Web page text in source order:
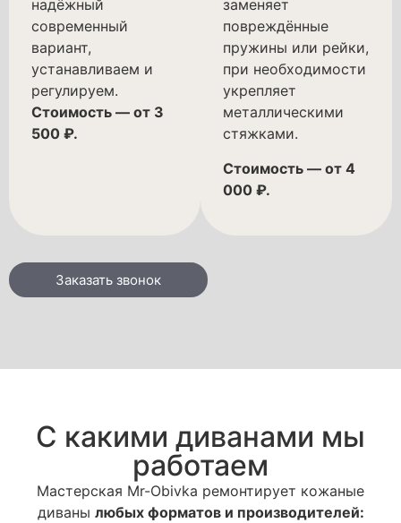
надёжный
современный
вариант,
устанавливаем и
регулируем.
Стоимость — от 3
500 ₽.
заменяет
повреждённые
пружины или рейки,
при необходимости
укрепляет
металлическими
стяжками.
Стоимость — от 4
000 ₽.
Заказать звонок
С какими диванами мы
работаем
Мастерская Mr-Obivka ремонтирует кожаные
диваны любых форматов и производителей: